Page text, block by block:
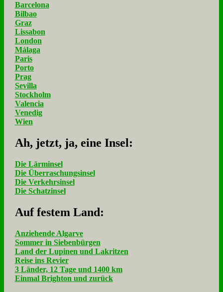
Barcelona
Bilbao
Graz
Lissabon
London
Málaga
Paris
Porto
Prag
Sevilla
Stockholm
Valencia
Venedig
Wien
Ah, jetzt, ja, ei­ne In­sel:
Die Lärminsel
Die Überraschungsinsel
Die Verkehrsinsel
Die Schatzinsel
Auf fe­stem Land:
Anziehende Algarve
Sommer in Siebenbürgen
Land der Lupinen und Lakritzen
Reise ins Revier
3 Länder, 12 Tage und 1400 km
Einmal Brighton und zurück